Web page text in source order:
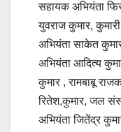
सहायक अभियंता
युवराज कुमार,
अभियंता साकेत
अभियंता आदित्य
कुमार , रामबाबू
रितेश,कुमार, जल
अभियंता जितेंद्र